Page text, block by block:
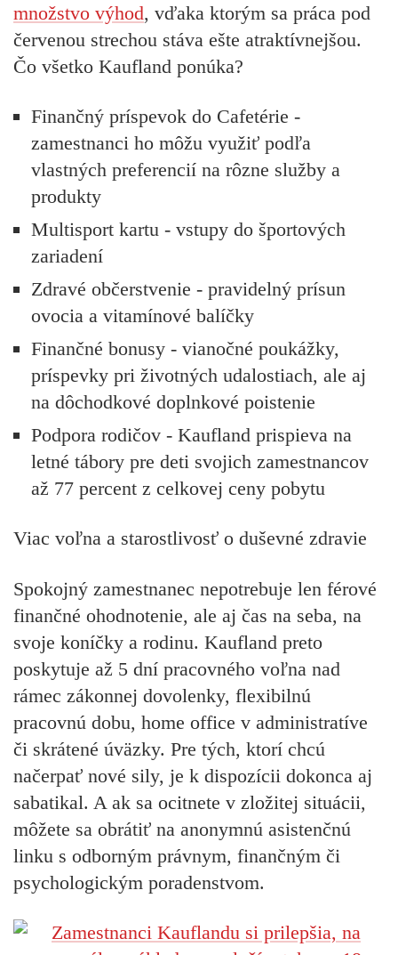
množstvo výhod, vďaka ktorým sa práca pod
červenou strechou stáva ešte atraktívnejšou.
Čo všetko Kaufland ponúka?
Finančný príspevok do Cafetérie -
zamestnanci ho môžu využiť podľa
vlastných preferencií na rôzne služby a
produkty
Multisport kartu - vstupy do športových
zariadení
Zdravé občerstvenie - pravidelný prísun
ovocia a vitamínové balíčky
Finančné bonusy - vianočné poukážky,
príspevky pri životných udalostiach, ale aj
na dôchodkové doplnkové poistenie
Podpora rodičov - Kaufland prispieva na
letné tábory pre deti svojich zamestnancov
až 77 percent z celkovej ceny pobytu
Viac voľna a starostlivosť o duševné zdravie
Spokojný zamestnanec nepotrebuje len férové
finančné ohodnotenie, ale aj čas na seba, na
svoje koníčky a rodinu. Kaufland preto
poskytuje až 5 dní pracovného voľna nad
rámec zákonnej dovolenky, flexibilnú
pracovnú dobu, home office v administratíve
či skrátené úväzky. Pre tých, ktorí chcú
načerpať nové sily, je k dispozícii dokonca aj
sabatikal. A ak sa ocitnete v zložitej situácii,
môžete sa obrátiť na anonymnú asistenčnú
linku s odborným právnym, finančným či
psychologickým poradenstvom.